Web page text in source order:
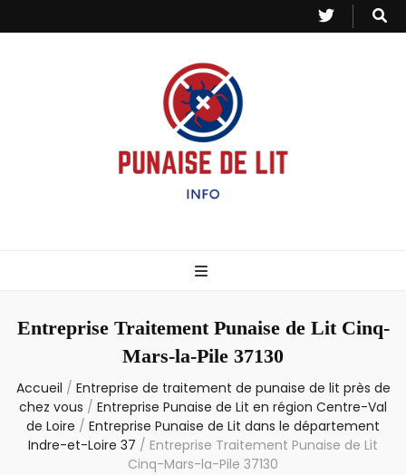
– Info
Entreprise Traitement Punaise de Lit Cinq-
Mars-la-Pile 37130
Accueil / Entreprise de traitement de punaise de lit près de
chez vous / Entreprise Punaise de Lit en région Centre-Val
de Loire / Entreprise Punaise de Lit dans le département
Indre-et-Loire 37 / Entreprise Traitement Punaise de Lit
Cinq-Mars-la-Pile 37130